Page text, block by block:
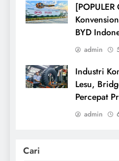
BYD
admin
Industri
Lesu,
Percepat
admin
Cari